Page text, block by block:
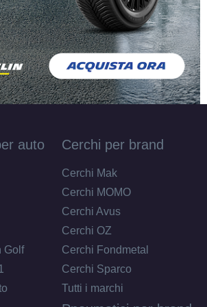
10PR C
BSW
FR
auto
Golf
Cerchi per brand
Cerchi Mak
Cerchi MOMO
Cerchi Avus
Cerchi OZ
Cerchi Fondmetal
Cerchi Sparco
Tutti i marchi